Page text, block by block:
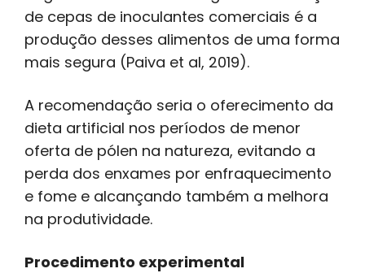
de cepas de inoculantes comerciais é a
produção desses alimentos de uma forma
mais segura (Paiva et al, 2019).
A recomendação seria o oferecimento da
dieta artificial nos períodos de menor
oferta de pólen na natureza, evitando a
perda dos enxames por enfraquecimento
e fome e alcançando também a melhora
na produtividade.
Procedimento experimental